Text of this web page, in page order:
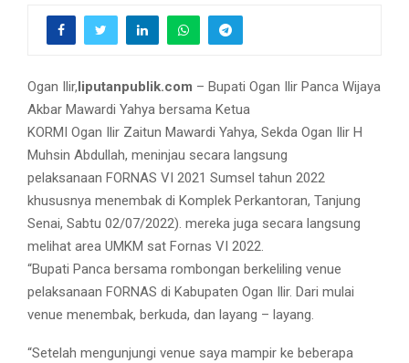
Ogan Ilir,liputanpublik.com – Bupati Ogan Ilir Panca Wijaya
Akbar Mawardi Yahya bersama Ketua
KORMI Ogan Ilir Zaitun Mawardi Yahya, Sekda Ogan Ilir H
Muhsin Abdullah, meninjau secara langsung
pelaksanaan FORNAS VI 2021 Sumsel tahun 2022
khususnya menembak di Komplek Perkantoran, Tanjung
Senai, Sabtu 02/07/2022). mereka juga secara langsung
melihat area UMKM sat Fornas VI 2022.
“Bupati Panca bersama rombongan berkeliling venue
pelaksanaan FORNAS di Kabupaten Ogan Ilir. Dari mulai
venue menembak, berkuda, dan layang – layang.
“Setelah mengunjungi venue saya mampir ke beberapa